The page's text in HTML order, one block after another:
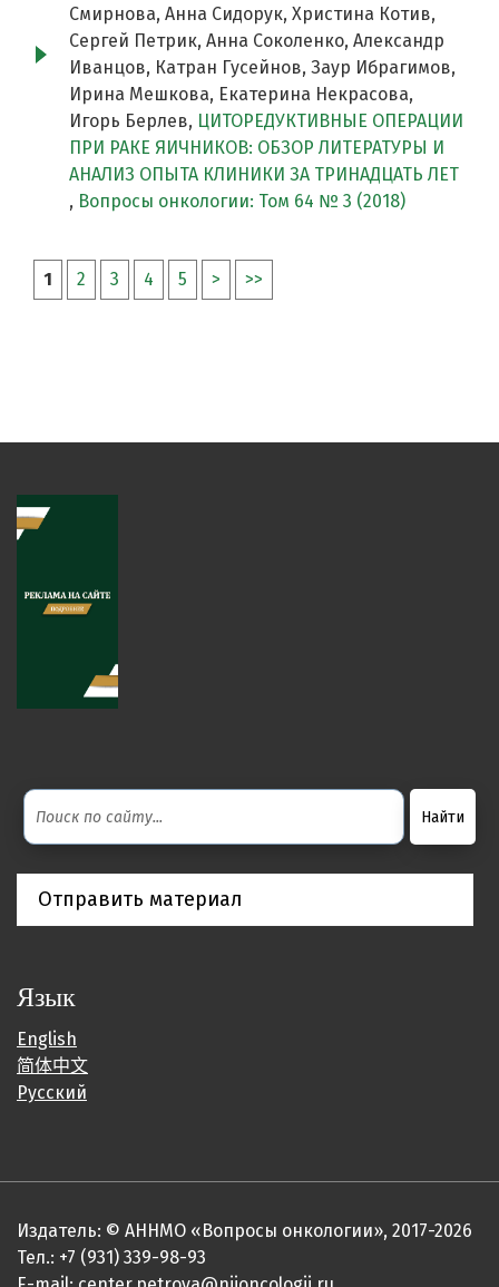
Смирнова, Анна Сидорук, Христина Котив,
Сергей Петрик, Анна Соколенко, Александр
Иванцов, Катран Гусейнов, Заур Ибрагимов,
Ирина Мешкова, Екатерина Некрасова,
Игорь Берлев, ЦИТОРЕДУКТИВНЫЕ ОПЕРАЦИИ
ПРИ РАКЕ ЯИЧНИКОВ: ОБЗОР ЛИТЕРАТУРЫ И
АНАЛИЗ ОПЫТА КЛИНИКИ ЗА ТРИНАДЦАТЬ ЛЕТ
, Вопросы онкологии: Том 64 № 3 (2018)
1 2 3 4 5 > >>
Отправить материал
Язык
English
简体中文
Русский
Издатель: © АННМО «Вопросы онкологии», 2017-2026
Тел.: +7 (931) 339-98-93